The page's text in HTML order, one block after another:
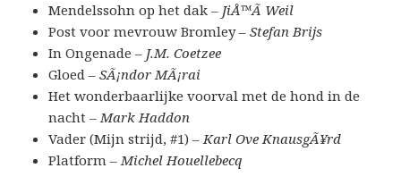
Mendelssohn op het dak – JiÅ™Ã­ Weil
Post voor mevrouw Bromley –Stefan Brijs
In Ongenade – J.M. Coetzee
Gloed –SÃ¡ndor MÃ¡rai
Het wonderbaarlijke voorval met de hond in de
nacht –Mark Haddon
Vader (Mijn strijd, #1) –Karl Ove KnausgÃ¥rd
Platform –Michel Houellebecq